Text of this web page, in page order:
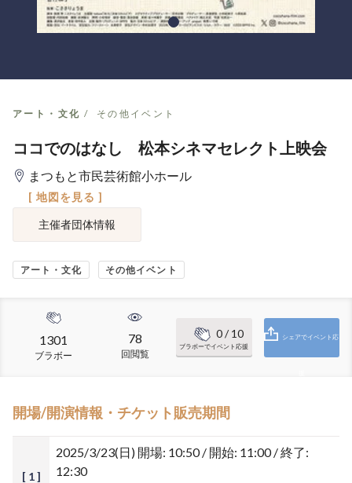
アート・文化 その他イベント
ココでのはなし 松本シネマセレクト上映会
まつもと市民芸術館小ホール
[ 地図を見る ]
主催者団体情報
アート・文化 その他イベント
1301
ブラボー
78
回閲覧
0/ 10
ブラボーでイベント応援
シェアでイベント応
開場/開演情報・チケット販売期間
[ 1 ]
2025/3/23(日) 開場: 10:50 / 開始: 11:00 / 終了:
12:30